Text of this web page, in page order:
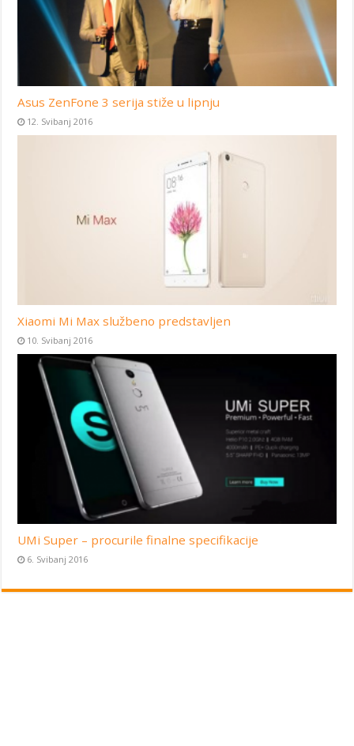
Asus ZenFone 3 serija stiže u lipnju
12. Svibanj 2016
Xiaomi Mi Max službeno predstavljen
10. Svibanj 2016
UMi Super – procurile finalne specifikacije
6. Svibanj 2016